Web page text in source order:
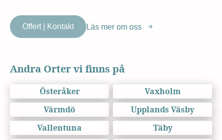
Offert | Kontakt Läs mer om oss
Andra Orter vi finns på
Österåker
Vaxholm
Värmdö
Upplands Väsby
Vallentuna
Täby